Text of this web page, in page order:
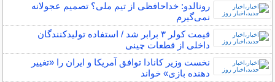
رونالدو: خداحافظی از تیم ملی؟ تصمیم عجولانه
نمی‌گیرم
قیمت کولر ۳ برابر شد / استفاده تولیدکنندگان
داخلی از قطعات چینی
نخست وزیر کانادا توافق آمریکا و ایران را «تغییر
دهنده بازی» خواند